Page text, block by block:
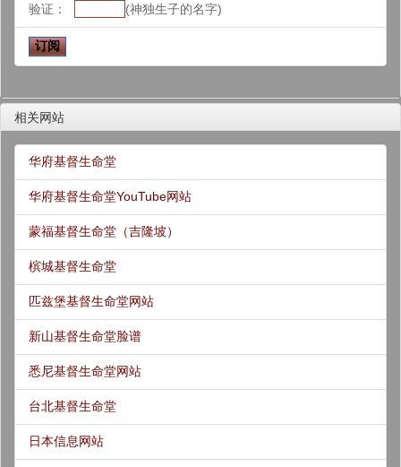
验证： (神独生子的名字)
相关网站
华府基督生命堂
华府基督生命堂YouTube网站
蒙福基督生命堂（吉隆坡）
槟城基督生命堂
匹兹堡基督生命堂网站
新山基督生命堂脸谱
悉尼基督生命堂网站
台北基督生命堂
日本信息网站